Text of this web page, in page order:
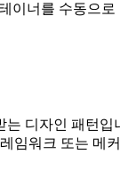
이너를 수동으
디자인 패턴
임워크 또는 메